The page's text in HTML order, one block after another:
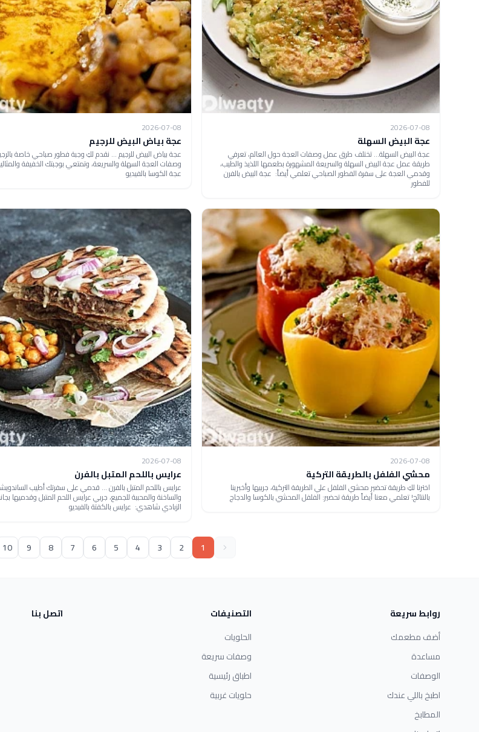
2026-07-08
عجة البيض السهلة
عجة البيض السهلة... تختلف طرق عمل وصفات العجة حول العالم، تعرفي
طريقة عمل عجة البيض السهلة والسريعة المشهورة بطعمها اللذيذ والطيب،
وقدمي العجة على سفرة الفطور الصباحي تعلمي أيضاً: عجة البيض بالفرن
للفطور
2026-07-08
عجة بياض البيض للرجيم
عجة بياض البيض للرجيم ... نقدم لكِ وجبة فطور صباحي خاصة
وصفات العجة السهلة والسريعة، وتمتعي بوجبتك الخفيفة
عجة الكوسا بالفيديو
2026-07-08
محشي الفلفل بالطريقة التركية
اخترنا لكِ طريقة تحضير محشي الفلفل علي الطريقة التركية، جربيها وأخبرينا
بالنتائج! تعلمي معنا أيضاً طريقة تحضير: الفلفل المحشي بالكوسا والدجاج
2026-07-08
عرايس باللحم المتبل بالفرن
عرايس باللحم المتبل بالفرن ... قدمي على سفرتك أطيب
والساخنة والمحببة للجميع، جربي عرايس اللحم المتبل وقدميها
الزبادي شاهدي: عرايس بالكفتة بالفيديو
1
2
3
4
5
6
7
8
9
10
روابط سريعة
أضف مطعمك
مساعدة
الوصفات
اطبخ باللي عندك
المطابخ
التصنيفات
الحلويات
وصفات سريعة
اطباق رئيسية
حلويات غربية
اتصل بنا